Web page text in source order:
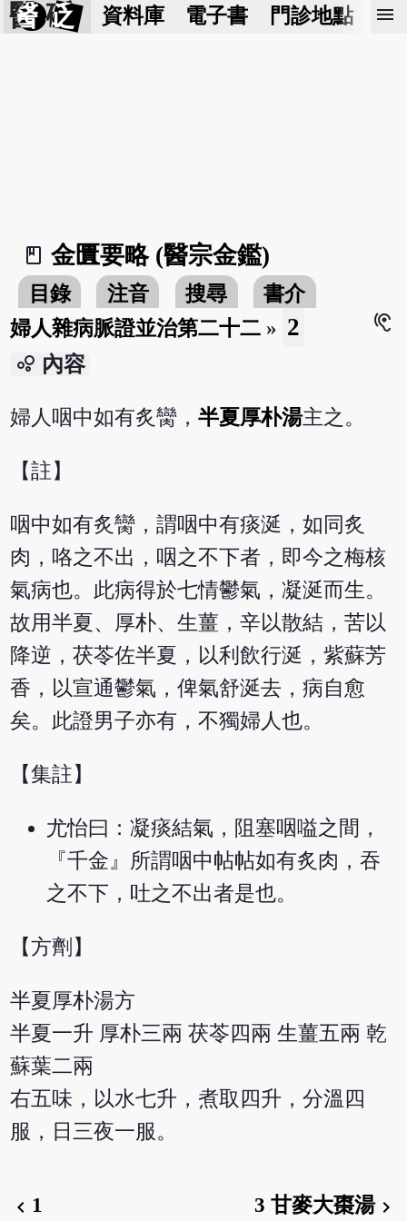
醫 砭 資料庫 電子書 門診地點 預
menu
book_2
金匱要略 (醫宗金鑑)
目錄 注音 搜尋
書介
婦人雜病脈證並治第二十二 » 2
hearing
bubble_chart 內容
婦人咽中如有炙臠，半夏厚朴湯主之。
【註】
咽中如有炙臠，謂咽中有痰涎，如同炙
肉，咯之不出，咽之不下者，即今之梅核
氣病也。此病得於七情鬱氣，凝涎而生。
故用半夏、厚朴、生薑，辛以散結，苦以
降逆，茯苓佐半夏，以利飲行涎，紫蘇芳
香，以宣通鬱氣，俾氣舒涎去，病自愈
矣。此證男子亦有，不獨婦人也。
【集註】
尤怡曰：凝痰結氣，阻塞咽嗌之間，
『千金』所謂咽中帖帖如有炙肉，吞
之不下，吐之不出者是也。
【方劑】
半夏厚朴湯方
半夏一升 厚朴三兩 茯苓四兩 生薑五兩 乾
蘇葉二兩
右五味，以水七升，煮取四升，分溫四
服，日三夜一服。
chevron_left 1 3 甘麥大棗湯chevron_right